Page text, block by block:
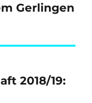
Gerlingen
2018/19: